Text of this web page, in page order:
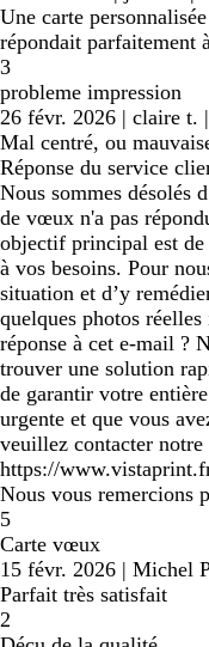
Une carte
répondait parfaitement
3
probleme impression
26 févr. 2026 | claire t. |
Mal centré, ou
Réponse du service
Nous sommes désolés
de vœux n'a pas
objectif principal est
à vos besoins. Pour
situation et d’y
quelques photos
réponse à cet e-mail ?
trouver une solution
de garantir votre
urgente et que vous
veuillez contacter
https://
Nous vous remercions
5
Carte vœux
15 févr. 2026 | Michel
Parfait très satisfait
2